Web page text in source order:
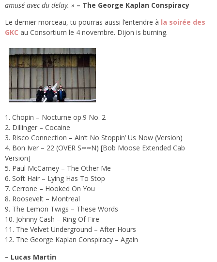
amusé avec du delay. » – The George Kaplan Conspiracy
Le dernier morceau, tu pourras aussi l’entendre à la soirée des
GKC au Consortium le 4 novembre. Dijon is burning.
Chopin – Nocturne op.9 No. 2
Dillinger – Cocaine
Risco Connection – Ain’t No Stoppin’ Us Now (Version)
Bon Iver – 22 (OVER S∞∞N) [Bob Moose Extended Cab
Version]
Paul McCarney – The Other Me
Soft Hair – Lying Has To Stop
Cerrone – Hooked On You
Roosevelt – Montreal
The Lemon Twigs – These Words
Johnny Cash – Ring Of Fire
The Velvet Underground – After Hours
The George Kaplan Conspiracy – Again
– Lucas Martin